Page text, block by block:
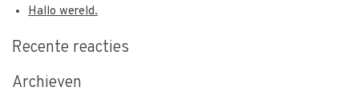
Hallo wereld.
Recente reacties
Archieven